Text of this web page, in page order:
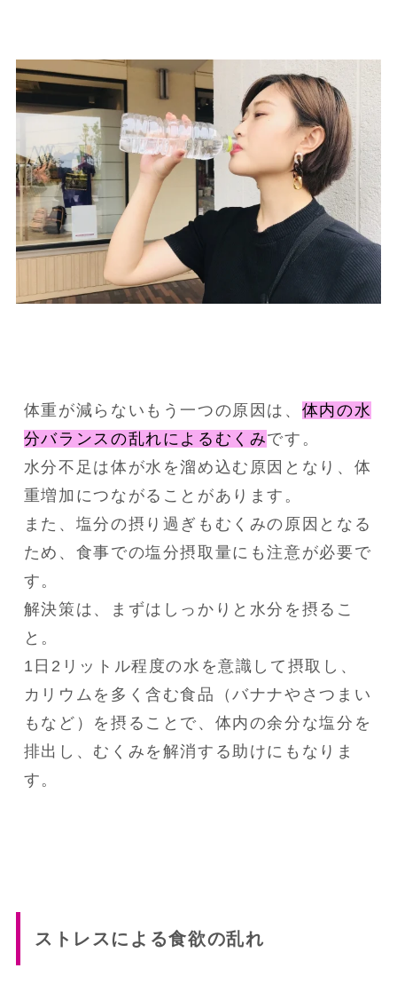
体重が減らないもう一つの原因は、 体内の水
分バランスの乱れによるむくみです。
水分不足は体が水を溜め込む原因となり、体
重増加につながることがあります。
また、塩分の摂り過ぎもむくみの原因となる
ため、食事での塩分摂取量にも注意が必要で
す。
解決策は、まずはしっかりと水分を摂るこ
と。
1日2リットル程度の水を意識して摂取し、
カリウムを多く含む食品（バナナやさつまい
もなど）を摂ることで、体内の余分な塩分を
排出し、むくみを解消する助けにもなりま
す。
ストレスによる食欲の乱れ